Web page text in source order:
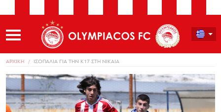
ΑΡΧΙΚΗ ΙΣΟΠΑΛΙΑ ΓΙΑ ΤΗΝ Κ17 ΣΤΗ ΝΙΚΑΙΑ